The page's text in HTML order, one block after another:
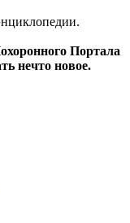
Портала
нечто новое.